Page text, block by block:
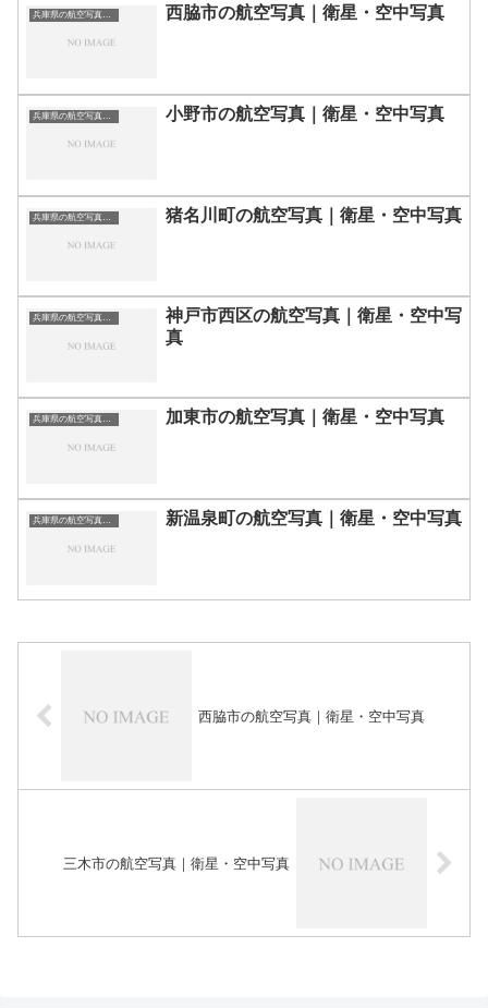
西脇市の航空写真｜衛星・空中写真
小野市の航空写真｜衛星・空中写真
猪名川町の航空写真｜衛星・空中写真
兵庫県の航空写真・空中写真
神戸市西区の航空写真｜衛星・空中写
真
兵庫県の航空写真・空中写真 加東市の航空写真｜衛星・空中写真
兵庫県の航空写真・空中写真 新温泉町の航空写真｜衛星・空中写真
西脇市の航空写真｜衛星・空中写真
三木市の航空写真｜衛星・空中写真